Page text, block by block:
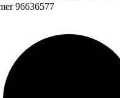
96636577